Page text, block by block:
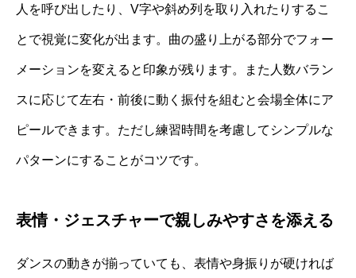
人を呼び出したり、V字や斜め列を取り入れたりするこ
とで視覚に変化が出ます。曲の盛り上がる部分でフォー
メーションを変えると印象が残ります。また人数バラン
スに応じて左右・前後に動く振付を組むと会場全体にア
ピールできます。ただし練習時間を考慮してシンプルな
パターンにすることがコツです。
表情・ジェスチャーで親しみやすさを添える
ダンスの動きが揃っていても、表情や身振りが硬ければ